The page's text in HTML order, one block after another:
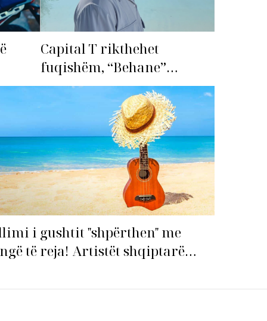
Capital T rikthehet
fuqishëm, “Behane”
premton të bëhet fiksimi i
i gushtit "shpërthen" me
të reja! Artistët shqiptarë